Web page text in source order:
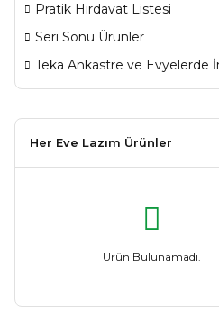
Pratik Hırdavat Listesi
Seri Sonu Ürünler
Teka Ankastre ve Evyelerde
Her Eve Lazım Ürünler
Ürün Bulunamadı.